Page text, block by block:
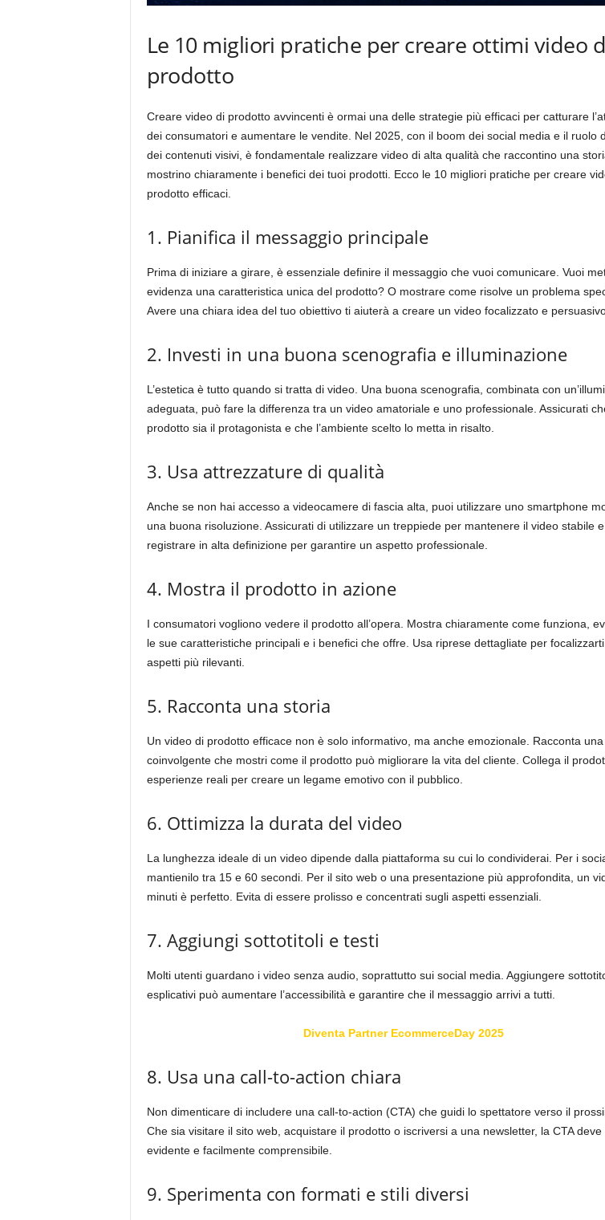
Le 10 migliori pratiche per creare ottimi video
prodotto
Creare video di prodotto avvincenti è ormai una delle strategie più efficaci per catturare
dei consumatori e aumentare le vendite. Nel 2025, con il boom dei social media e il ruolo
dei contenuti visivi, è fondamentale realizzare video di alta qualità che raccontino una
mostrino chiaramente i benefici dei tuoi prodotti. Ecco le 10 migliori pratiche per creare
prodotto efficaci.
1. Pianifica il messaggio principale
Prima di iniziare a girare, è essenziale definire il messaggio che vuoi comunicare. Vuoi
evidenza una caratteristica unica del prodotto? O mostrare come risolve un problema
Avere una chiara idea del tuo obiettivo ti aiuterà a creare un video focalizzato e
2. Investi in una buona scenografia e illuminazione
L’estetica è tutto quando si tratta di video. Una buona scenografia, combinata con
adeguata, può fare la differenza tra un video amatoriale e uno professionale. Assicurati
prodotto sia il protagonista e che l’ambiente scelto lo metta in risalto.
3. Usa attrezzature di qualità
Anche se non hai accesso a videocamere di fascia alta, puoi utilizzare uno smartphone
una buona risoluzione. Assicurati di utilizzare un treppiede per mantenere il video stabile
registrare in alta definizione per garantire un aspetto professionale.
4. Mostra il prodotto in azione
I consumatori vogliono vedere il prodotto all’opera. Mostra chiaramente come funziona,
le sue caratteristiche principali e i benefici che offre. Usa riprese dettagliate per
aspetti più rilevanti.
5. Racconta una storia
Un video di prodotto efficace non è solo informativo, ma anche emozionale. Racconta
coinvolgente che mostri come il prodotto può migliorare la vita del cliente. Collega il
esperienze reali per creare un legame emotivo con il pubblico.
6. Ottimizza la durata del video
La lunghezza ideale di un video dipende dalla piattaforma su cui lo condividerai. Per i
mantienilo tra 15 e 60 secondi. Per il sito web o una presentazione più approfondita, un
minuti è perfetto. Evita di essere prolisso e concentrati sugli aspetti essenziali.
7. Aggiungi sottotitoli e testi
Molti utenti guardano i video senza audio, soprattutto sui social media. Aggiungere
esplicativi può aumentare l’accessibilità e garantire che il messaggio arrivi a tutti.
Diventa Partner EcommerceDay 2025
8. Usa una call-to-action chiara
Non dimenticare di includere una call-to-action (CTA) che guidi lo spettatore verso il
Che sia visitare il sito web, acquistare il prodotto o iscriversi a una newsletter, la CTA deve
evidente e facilmente comprensibile.
9. Sperimenta con formati e stili diversi